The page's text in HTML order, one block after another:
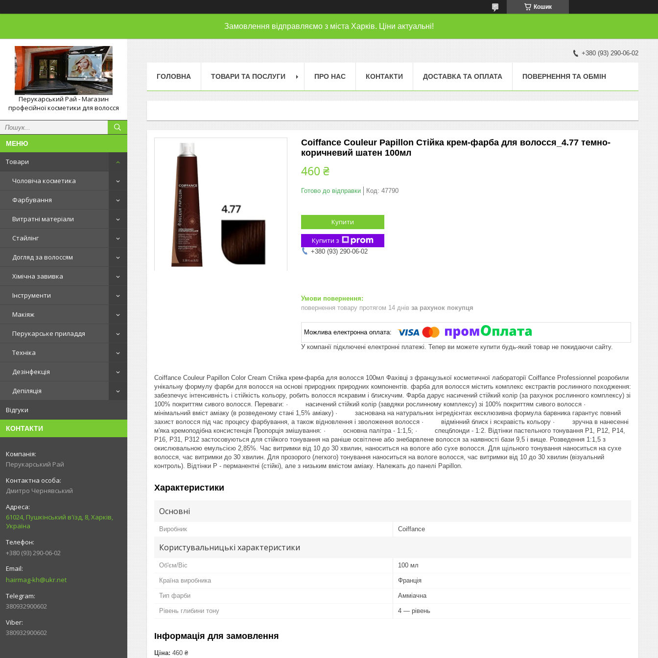
Кошик
Замовлення відправляємо з міста Харків. Ціни актуальні!
Перукарський Рай - Магазин
професійної косметики для волосся
Товари
Чоловіча косметика
Фарбування
Витратні матеріали
Стайлінг
Догляд за волоссям
Хімічна завивка
Інструменти
Макіяж
Перукарське приладдя
Техніка
Дезінфекція
Депіляція
Відгуки
КОНТАКТИ
Перукарський Рай
Дмитро Чернявський
61024, Пушкінський в'їзд, 8, Харків,
Україна
+380 (93) 290-06-02
hairmag-kh@ukr.net
380932900602
380932900602
+380 (93) 290-06-02
ГОЛОВНА ТОВАРИ ТА ПОСЛУГИ ПРО НАС КОНТАКТИ ДОСТАВКА ТА ОПЛАТА ПОВЕРНЕННЯ ТА ОБМІН
Coiffance Couleur Papillon Стійка крем-фарба для волосся_4.77 темно-
коричневий шатен 100мл
460 ₴
Готово до відправки Код: 47790
Купити
Купити з
+380 (93) 290-06-02
повернення товару протягом 14 днів за рахунок покупця
У компанії підключені електронні платежі. Тепер ви можете купити будь-який товар не покидаючи сайту.
Coiffance Couleur Papillon Color Cream Стійка крем-фарба для волосся 100мл Фахівці з французької косметичної лабораторії Coiffance Professionnel розробили
унікальну формулу фарби для волосся на основі природних природних компонентів. фарба для волосся містить комплекс екстрактів рослинного походження:
забезпечує інтенсивність і стійкість кольору, робить волосся яскравим і блискучим. Фарба дарує насичений стійкий колір (за рахунок рослинного комплексу) зі
100% покриттям сивого волосся. Переваги: · насичений стійкий колір (завдяки рослинному комплексу) зі 100% покриттям сивого волосся ·
мінімальний вміст аміаку (в розведеному стані 1,5% аміаку) · заснована на натуральних інгредієнтах ексклюзивна формула барвника гарантує повний
захист волосся під час процесу фарбування, а також відновлення і зволоження волосся · відмінний блиск і яскравість кольору · зручна в нанесенні
м'яка кремоподібна консистенція Пропорція змішування: · основна палітра - 1:1,5; · спецблонди - 1:2. Відтінки пастельного тонування P1, P12, P14,
P16, P31, P312 застосовуються для стійкого тонування на раніше освітлене або знебарвлене волосся за наявності бази 9,5 і вище. Розведення 1:1,5 з
окислювальною емульсією 2,85%. Час витримки від 10 до 30 хвилин, наноситься на вологе або сухе волосся. Для щільного тонування наноситься на сухе
волосся, час витримки до 30 хвилин. Для прозорого (легкого) тонування наноситься на вологе волосся, час витримки від 10 до 30 хвилин (візуальний
контроль). Відтінки P - перманентні (стійкі), але з низьким вмістом аміаку. Належать до панелі Papillon.
Характеристики
Основні
Виробник Coiffance
Користувальницькі характеристики
Об'єм/Віс 100 мл
Країна виробника Франція
Тип фарби Амміачна
Рівень глибини тону 4 — рівень
Інформація для замовлення
Ціна: 460 ₴